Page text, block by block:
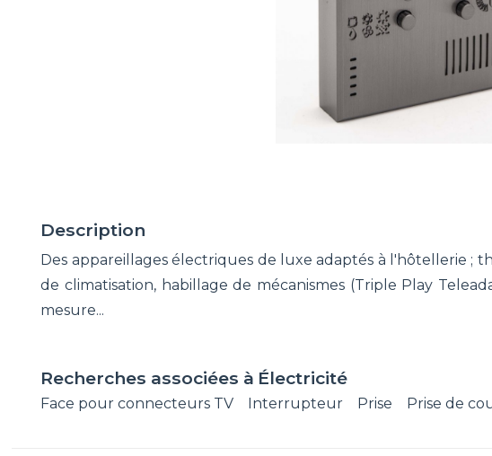
Description
Des appareillages électriques de luxe adaptés à l'hôtellerie ;
de climatisation, habillage de mécanismes (Triple Play
mesure...
Recherches associées à Électricité
Face pour connecteurs TV Interrupteur Prise Prise de